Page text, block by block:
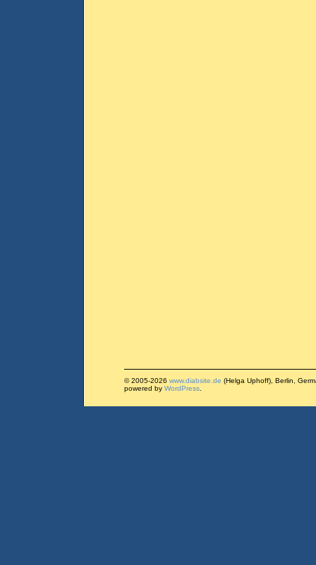
© 2005-2026 www.diabsite.de (Helga Uphoff), Berlin,
powered by WordPress.